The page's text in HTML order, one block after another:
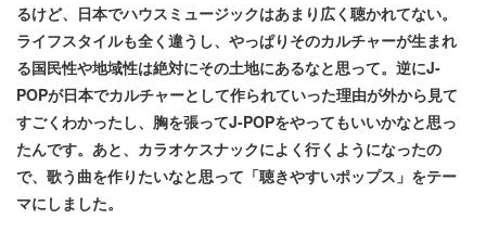
るけど、日本でハウスミュージックはあまり広く聴かれてない。
ライフスタイルも全く違うし、やっぱりそのカルチャーが生まれ
る国民性や地域性は絶対にその土地にあるなと思って。逆にJ-
POPが日本でカルチャーとして作られていった理由が外から見て
すごくわかったし、胸を張ってJ-POPをやってもいいかなと思っ
たんです。あと、カラオケスナックによく行くようになったの
で、歌う曲を作りたいなと思って「聴きやすいポップス」をテー
マにしました。